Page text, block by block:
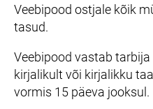
Veebipood ostjale kõik
tasud.
Veebipood vastab
kirjalikult või kirjalikku
vormis 15 päeva jooksul.